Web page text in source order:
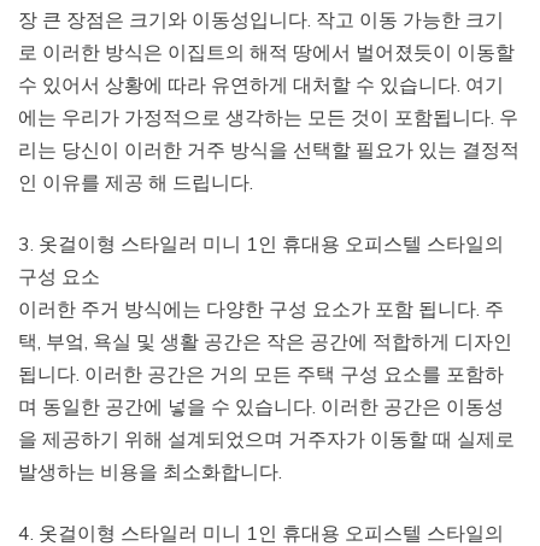
장 큰 장점은 크기와 이동성입니다. 작고 이동 가능한 크기
로 이러한 방식은 이집트의 해적 땅에서 벌어졌듯이 이동할
수 있어서 상황에 따라 유연하게 대처할 수 있습니다. 여기
에는 우리가 가정적으로 생각하는 모든 것이 포함됩니다. 우
리는 당신이 이러한 거주 방식을 선택할 필요가 있는 결정적
인 이유를 제공 해 드립니다.
3. 옷걸이형 스타일러 미니 1인 휴대용 오피스텔 스타일의
구성 요소
이러한 주거 방식에는 다양한 구성 요소가 포함 됩니다. 주
택, 부엌, 욕실 및 생활 공간은 작은 공간에 적합하게 디자인
됩니다. 이러한 공간은 거의 모든 주택 구성 요소를 포함하
며 동일한 공간에 넣을 수 있습니다. 이러한 공간은 이동성
을 제공하기 위해 설계되었으며 거주자가 이동할 때 실제로
발생하는 비용을 최소화합니다.
4. 옷걸이형 스타일러 미니 1인 휴대용 오피스텔 스타일의